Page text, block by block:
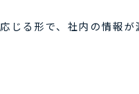
る形で、社内の情報が